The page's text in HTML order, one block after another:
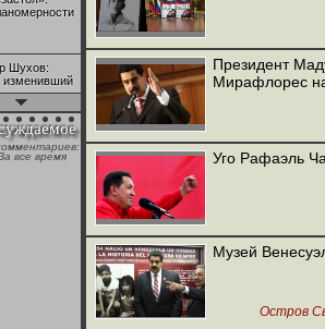
Шухов:
изменивший
Коц" на
"Не
все время
Президент
Мирафлорес
Уго Рафаэль
Музей
Остров